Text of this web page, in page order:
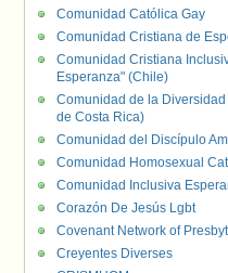
Comunidad Católica Gay
Comunidad Cristiana de
Comunidad Cristiana
Esperanza" (Chile)
Comunidad de la
de Costa Rica)
Comunidad del Discípulo
Comunidad Homosexual
Comunidad Inclusiva
Corazón De Jesús Lgbt
Covenant Network of
Creyentes Diverses